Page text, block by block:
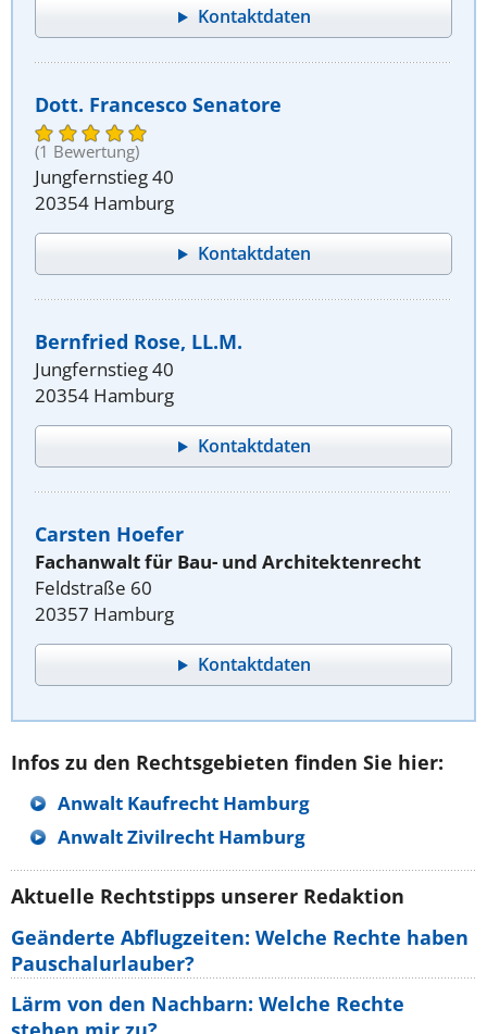
Kontaktdaten
Dott. Francesco Senatore
(1 Bewertung)
Jungfernstieg 40
20354 Hamburg
Kontaktdaten
Bernfried Rose, LL.M.
Jungfernstieg 40
20354 Hamburg
Kontaktdaten
Carsten Hoefer
Fachanwalt für Bau- und Architektenrecht
Feldstraße 60
20357 Hamburg
Kontaktdaten
Infos zu den Rechtsgebieten finden Sie hier:
Anwalt Kaufrecht Hamburg
Anwalt Zivilrecht Hamburg
Aktuelle Rechtstipps unserer Redaktion
Geänderte Abflugzeiten: Welche Rechte haben
Pauschalurlauber?
Lärm von den Nachbarn: Welche Rechte